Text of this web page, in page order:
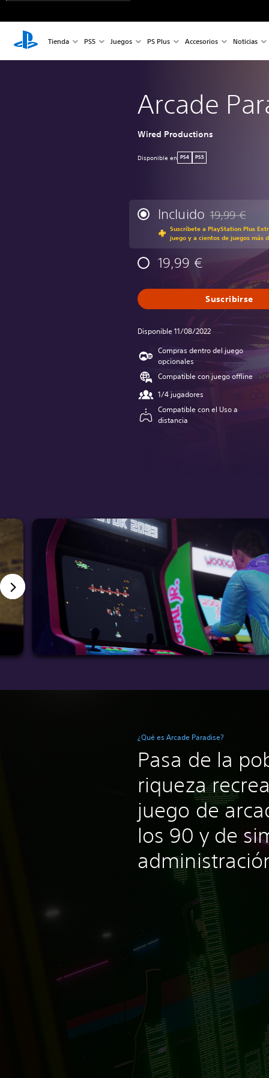
Tienda PS5 Juegos PS Plus Accesorios Noticias
Arcade
Wired Productions
Disponible en PS4 PS5
Incluido Rebajado del
19,99 €
Suscríbete a PlayStation Plus
juego y a cientos de juegos más
19,99 €
Suscribirse
Disponible 11/08/2022
Compras dentro del juego
opcionales
Compatible con juego offline
1/4 jugadores
Compatible con el Uso a
distancia
¿Qué es Arcade Paradise?
Pasa de la
riqueza
juego de
los 90 y de